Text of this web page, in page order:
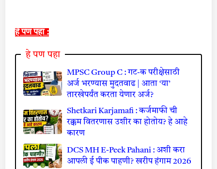
हे पण पहा :
हे पण पहा
MPSC Group C : गट-क परीक्षेसाठी
अर्ज भरण्यास मुदतवाढ | आता ‘या’
तारखेपर्यंत करता येणार अर्ज?
Shetkari Karjamafi : कर्जमाफी ची
रक्कम वितरणास उशीर का होतोय? हे आहे
कारण
DCS MH E-Peek Pahani : अशी करा
आपली ई पीक पाहणी? खरीप हंगाम 2026